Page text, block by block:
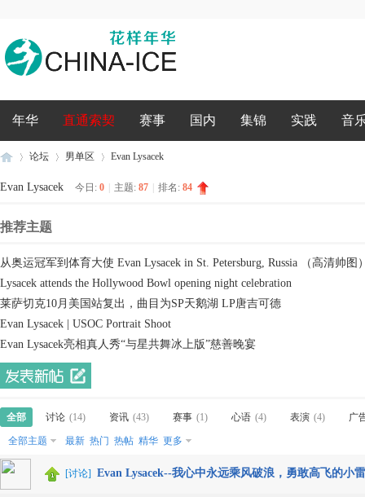
年华 直通索契 赛事 国内 集锦 实践 音
花
样
»
论坛
›
男单区 Evan Lysacek
Evan Lysacek 今日: 0 主题: 87 排名: 84
推荐主题
从奥运冠军到体育大使 Evan Lysacek in St. Petersburg, Russia （高清帅图
Lysacek attends the Hollywood Bowl opening night celebration
莱萨切克10月美国站复出，曲目为SP天鹅湖 LP唐吉可德
Evan Lysacek | USOC Portrait Shoot
Evan Lysacek亮相真人秀“与星共舞冰上版”慈善晚宴
全部 讨论 (14) 资讯 (43) 赛事 (1) 心语 (4) 表演 (4) 广
全部主题 最新 热门 热帖 精华 更多
[讨论] Evan Lysacek--我心中永远乘风破浪，勇敢高飞的小